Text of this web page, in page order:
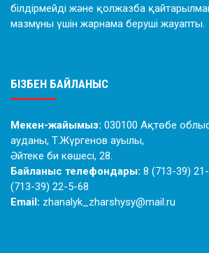
білдірмейді және қолжазба
мазмұны үшін жарнама беруші жауапты.
БІЗБЕН БАЙЛАНЫС
Мекен-жайымыз: 030100 Ақтөбе
ауданы, Т.Жүргенов ауылы,
Әйтеке би көшесі, 28.
Байланыс телефондары: 8 (713-39)
(713-39) 22-5-68
Email: zhanalyk_zharshysy@mail.ru